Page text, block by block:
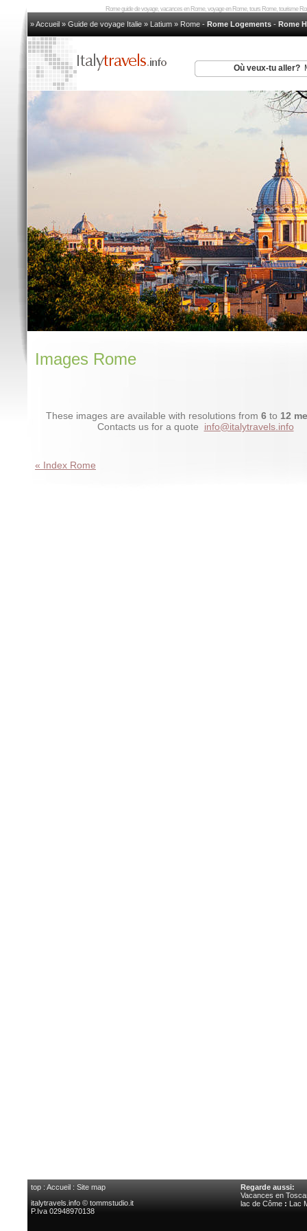
Rome guide de voyage, vacances en Rome, voyage en Rome, tours Rome, tourisme
» Accueil » Guide de voyage Italie » Latium » Rome - Rome Logements - Rome
Où veux-tu aller?
Images Rome
These images are available with resolutions from 6 to 12
Contacts us for a quote info@italytravels.info
« Index Rome
top : Accueil : Site map
italytravels.info © tommstudio.it
P.Iva 02948970138
Regarde aussi:
Vacances en
lac de Côme : Lac